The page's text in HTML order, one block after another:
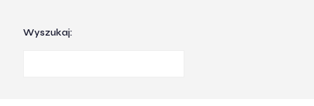
Wyszukaj: